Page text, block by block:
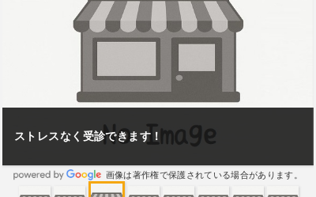
ストレスなく受診できます！
画像は著作権で保護されている場合があります。